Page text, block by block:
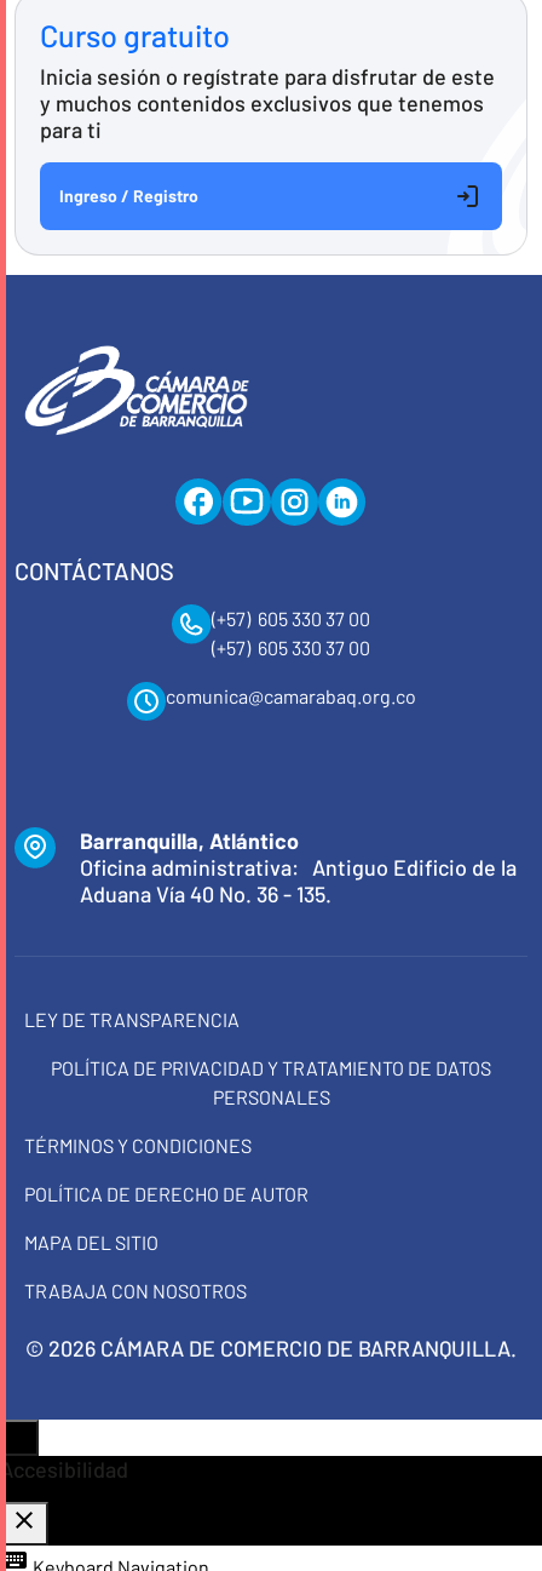
Curso gratuito
Inicia sesión o regístrate para disfrutar de este
y muchos contenidos exclusivos que tenemos
para ti
Ingreso / Registro
CONTÁCTANOS
(+57) 605 330 37 00
(+57) 605 330 37 00
comunica@camarabaq.org.co
Barranquilla, Atlántico
Oficina administrativa: Antiguo Edificio de la
Aduana Vía 40 No. 36 - 135.
LEY DE TRANSPARENCIA
POLÍTICA DE PRIVACIDAD Y TRATAMIENTO DE DATOS
PERSONALES
TÉRMINOS Y CONDICIONES
POLÍTICA DE DERECHO DE AUTOR
MAPA DEL SITIO
TRABAJA CON NOSOTROS
© 2026 CÁMARA DE COMERCIO DE BARRANQUILLA.
Accesibilidad
close
Toggle the visibility of the Accessibility Toolbar
keyboard